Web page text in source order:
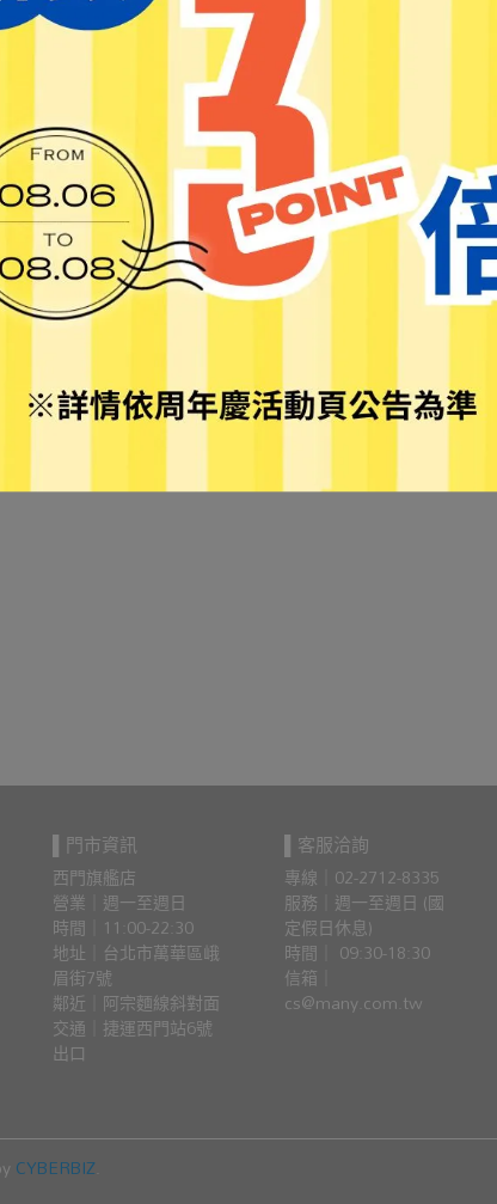
▌門市資訊
西門旗艦店
營業｜週一至週日
時間｜11:00-22:30
地址｜台北市萬華區峨
眉街7號
鄰近｜阿宗麵線斜對面
交通｜捷運西門站6號
出口
▌客服洽詢
專線｜02-2712-8335
服務｜週一至週日 (國
定假日休息)
時間｜ 09:30-18:30
信箱｜
cs@many.com.tw
CYBERBIZ